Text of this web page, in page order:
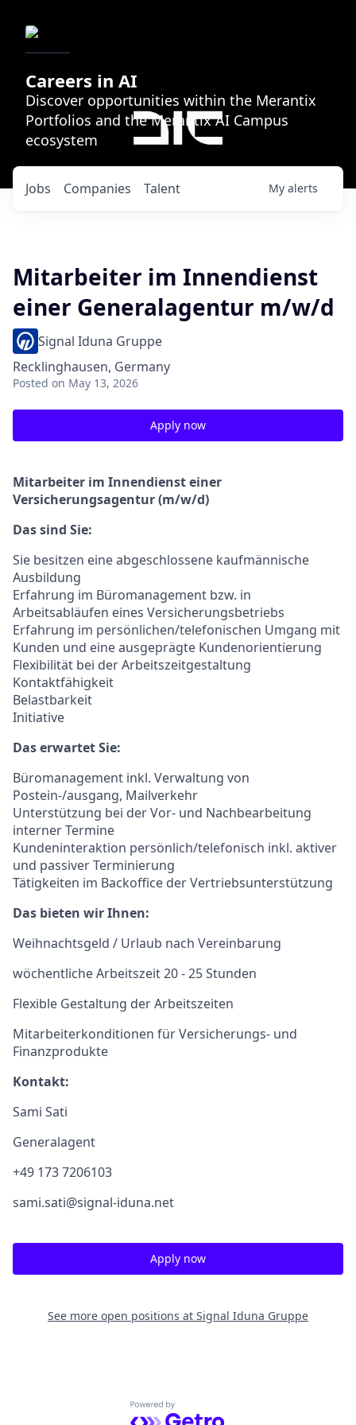
Careers in AI
Discover opportunities within the Merantix
Portfolios and the Merantix AI Campus
ecosystem
Jobs Companies Talent My alerts
Mitarbeiter im Innendienst
einer Generalagentur m/w/d
Signal Iduna Gruppe
Recklinghausen, Germany
Posted on May 13, 2026
Apply now
Mitarbeiter im Innendienst einer
Versicherungsagentur (m/w/d)
Das sind Sie:
Sie besitzen eine abgeschlossene kaufmännische
Ausbildung
Erfahrung im Büromanagement bzw. in
Arbeitsabläufen eines Versicherungsbetriebs
Erfahrung im persönlichen/telefonischen Umgang mit
Kunden und eine ausgeprägte Kundenorientierung
Flexibilität bei der Arbeitszeitgestaltung
Kontaktfähigkeit
Belastbarkeit
Initiative
Das erwartet Sie:
Büromanagement inkl. Verwaltung von
Postein-/ausgang, Mailverkehr
Unterstützung bei der Vor- und Nachbearbeitung
interner Termine
Kundeninteraktion persönlich/telefonisch inkl. aktiver
und passiver Terminierung
Tätigkeiten im Backoffice der Vertriebsunterstützung
Das bieten wir Ihnen:
Weihnachtsgeld / Urlaub nach Vereinbarung
wöchentliche Arbeitszeit 20 - 25 Stunden
Flexible Gestaltung der Arbeitszeiten
Mitarbeiterkonditionen für Versicherungs- und
Finanzprodukte
Kontakt:
Sami Sati
Generalagent
+49 173 7206103
sami.sati@signal-iduna.net
Apply now
See more open positions at Signal Iduna Gruppe
Powered by Getro.com